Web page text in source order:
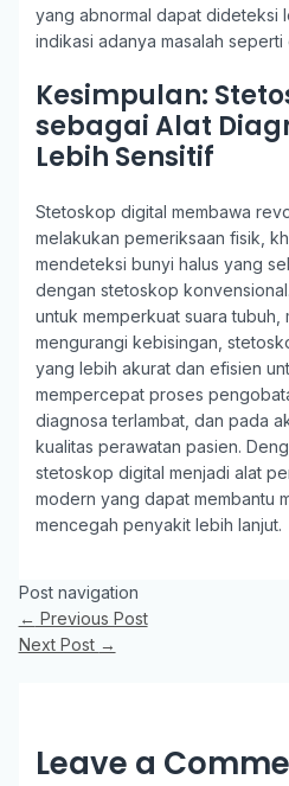
yang abnormal dapat dideteksi
indikasi adanya masalah
Kesimpulan:
sebagai Alat
Lebih Sensitif
Stetoskop digital membawa
melakukan pemeriksaan fisik,
mendeteksi bunyi halus yang
dengan stetoskop
untuk memperkuat suara tubuh,
mengurangi kebisingan,
yang lebih akurat dan efisien
mempercepat proses
diagnosa terlambat, dan pada
kualitas perawatan pasien.
stetoskop digital menjadi alat
modern yang dapat membantu
mencegah penyakit lebih lanjut.
Post navigation
← Previous Post
Next Post →
Leave a